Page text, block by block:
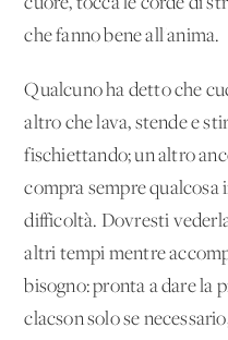
che fanno bene all'anima.
Qualcuno ha detto che
altro che lava, stende e
fischiettando; un altro
compra sempre qualcosa
difficoltà. Dovresti
altri tempi mentre
bisogno: pronta a dare la
clacson solo se